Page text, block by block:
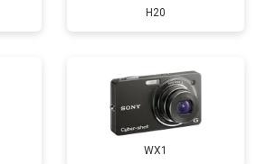
H20
WX1